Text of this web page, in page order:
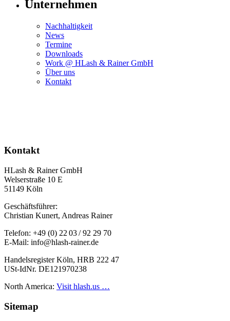
Unternehmen
Nachhaltigkeit
News
Termine
Downloads
Work @ HLash & Rainer GmbH
Über uns
Kontakt
Kontakt
HLash & Rainer GmbH
Welserstraße 10 E
51149 Köln
Geschäftsführer:
Christian Kunert, Andreas Rainer
Telefon: +49 (0) 22 03 / 92 29 70
E-Mail: info@hlash-rainer.de
Handelsregister Köln, HRB 222 47
USt-IdNr. DE121970238
North America: Visit hlash.us …
Sitemap